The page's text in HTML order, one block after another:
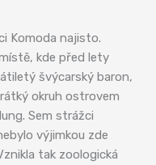
Komoda najisto.
kde před lety
švýcarský baron,
okruh ostrovem
Sem strážci
výjimkou zde
tak zoologická